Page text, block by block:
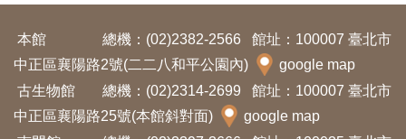
本館 總機：(02)2382-2566
館址：100007 臺北市
中正區襄陽路2號(二二八和平公園內)
google map
古生物館
總機：(02)2314-2699
館址：100007 臺北市
中正區襄陽路25號(本館斜對面)
google map